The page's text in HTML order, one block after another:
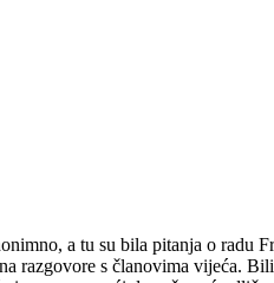
a tu su bila pitanja o radu
razgovore s članovima vijeća.